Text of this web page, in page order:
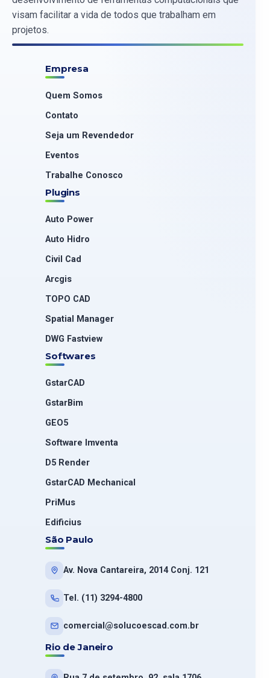
visam facilitar a vida de todos que trabalham em
projetos.
Empresa
Quem Somos
Contato
Seja um Revendedor
Eventos
Trabalhe Conosco
Plugins
Auto Power
Auto Hidro
Civil Cad
Arcgis
TOPO CAD
Spatial Manager
DWG Fastview
Softwares
GstarCAD
GstarBim
GEO5
Software Imventa
D5 Render
GstarCAD Mechanical
PriMus
Edificius
São Paulo
Av. Nova Cantareira, 2014 Conj. 121
Tel. (11) 3294-4800
comercial@solucoescad.com.br
Rio de Janeiro